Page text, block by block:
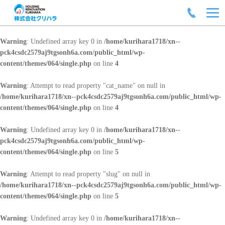
Warning: Undefined array key 0 in /home/kurihara1718/xn--
pck4csdc2579aj9tgsonh6a.com/public_html/wp-
content/themes/064/single.php on line 4
Warning: Attempt to read property "cat_name" on null in
/home/kurihara1718/xn--pck4csdc2579aj9tgsonh6a.com/public_html/wp-
content/themes/064/single.php on line 4
Warning: Undefined array key 0 in /home/kurihara1718/xn--
pck4csdc2579aj9tgsonh6a.com/public_html/wp-
content/themes/064/single.php on line 5
Warning: Attempt to read property "slug" on null in
/home/kurihara1718/xn--pck4csdc2579aj9tgsonh6a.com/public_html/wp-
content/themes/064/single.php on line 5
Warning: Undefined array key 0 in /home/kurihara1718/xn--